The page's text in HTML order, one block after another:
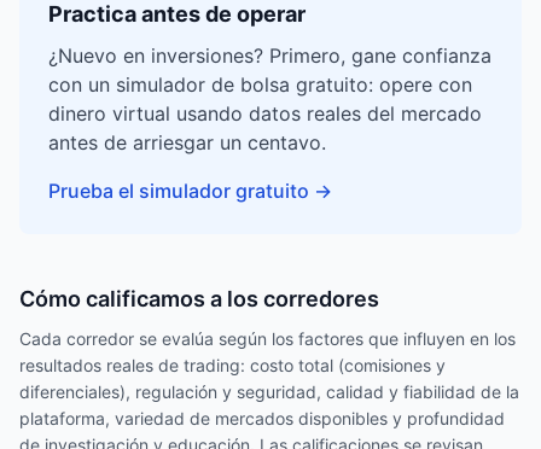
Practica antes de operar
¿Nuevo en inversiones? Primero, gane confianza
con un simulador de bolsa gratuito: opere con
dinero virtual usando datos reales del mercado
antes de arriesgar un centavo.
Prueba el simulador gratuito →
Cómo calificamos a los corredores
Cada corredor se evalúa según los factores que influyen en los
resultados reales de trading: costo total (comisiones y
diferenciales), regulación y seguridad, calidad y fiabilidad de la
plataforma, variedad de mercados disponibles y profundidad
de investigación y educación. Las calificaciones se revisan